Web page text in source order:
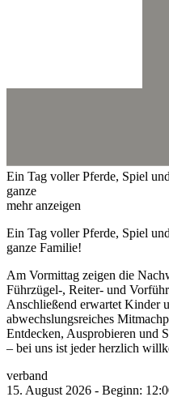
Ein Tag voller Pferde, Spiel
ganze
mehr anzeigen
Ein Tag voller Pferde, Spiel
ganze Familie!
Am Vormittag zeigen die
Führzügel-, Reiter- und
Anschließend erwartet Kinder
abwechslungsreiches
Entdecken, Ausprobieren und
– bei uns ist jeder herzlich
verband
15. August 2026 - Beginn: